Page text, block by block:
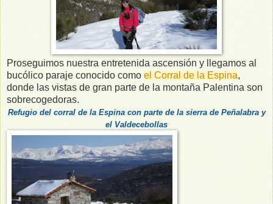
Proseguimos nuestra entretenida ascensión y llegamos al
bucólico paraje conocido como el Corral de la Espina,
donde las vistas de gran parte de la montaña Palentina son
sobrecogedoras.
Refugio del corral de la Espina con parte de la sierra de Peñalabra y
el Valdecebollas